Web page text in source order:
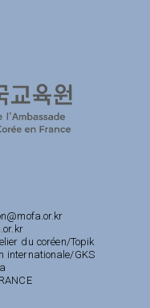
du coréen/Topik
internationale/GKS